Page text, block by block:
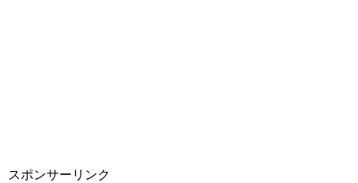
スポンサーリンク